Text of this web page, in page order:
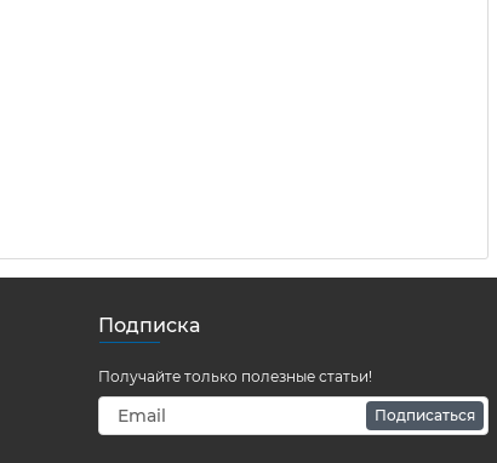
Подписка
Получайте только полезные статьи!
Подписаться